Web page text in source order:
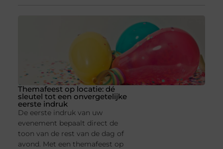
Themafeest op locatie: dé
sleutel tot een onvergetelijke
eerste indruk
De eerste indruk van uw
evenement bepaalt direct de
toon van de rest van de dag of
avond. Met een themafeest op